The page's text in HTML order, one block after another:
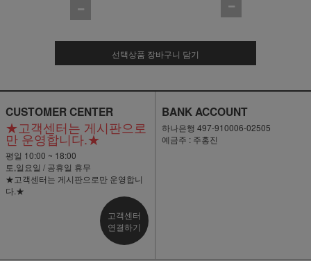
선택상품 장바구니 담기
CUSTOMER CENTER
★고객센터는 게시판으로
만 운영합니다.★
평일 10:00 ~ 18:00
토,일요일 / 공휴일 휴무
★고객센터는 게시판으로만 운영합니
다.★
고객센터
연결하기
BANK ACCOUNT
하나은행 497-910006-02505
예금주 : 주홍진